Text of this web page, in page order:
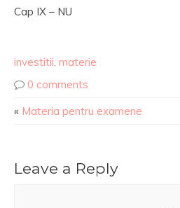
Cap IX – NU
investitii, materie
0 comments
« Materia pentru examene
Leave a Reply